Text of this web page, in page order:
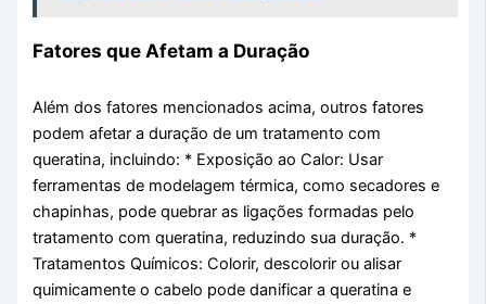
Fatores que Afetam a Duração
Além dos fatores mencionados acima, outros fatores
podem afetar a duração de um tratamento com
queratina, incluindo: * Exposição ao Calor: Usar
ferramentas de modelagem térmica, como secadores e
chapinhas, pode quebrar as ligações formadas pelo
tratamento com queratina, reduzindo sua duração. *
Tratamentos Químicos: Colorir, descolorir ou alisar
quimicamente o cabelo pode danificar a queratina e